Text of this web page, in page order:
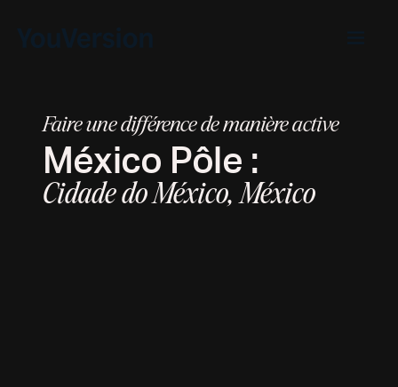
Faire une différence de manière active
México Pôle :
Cidade do México, México